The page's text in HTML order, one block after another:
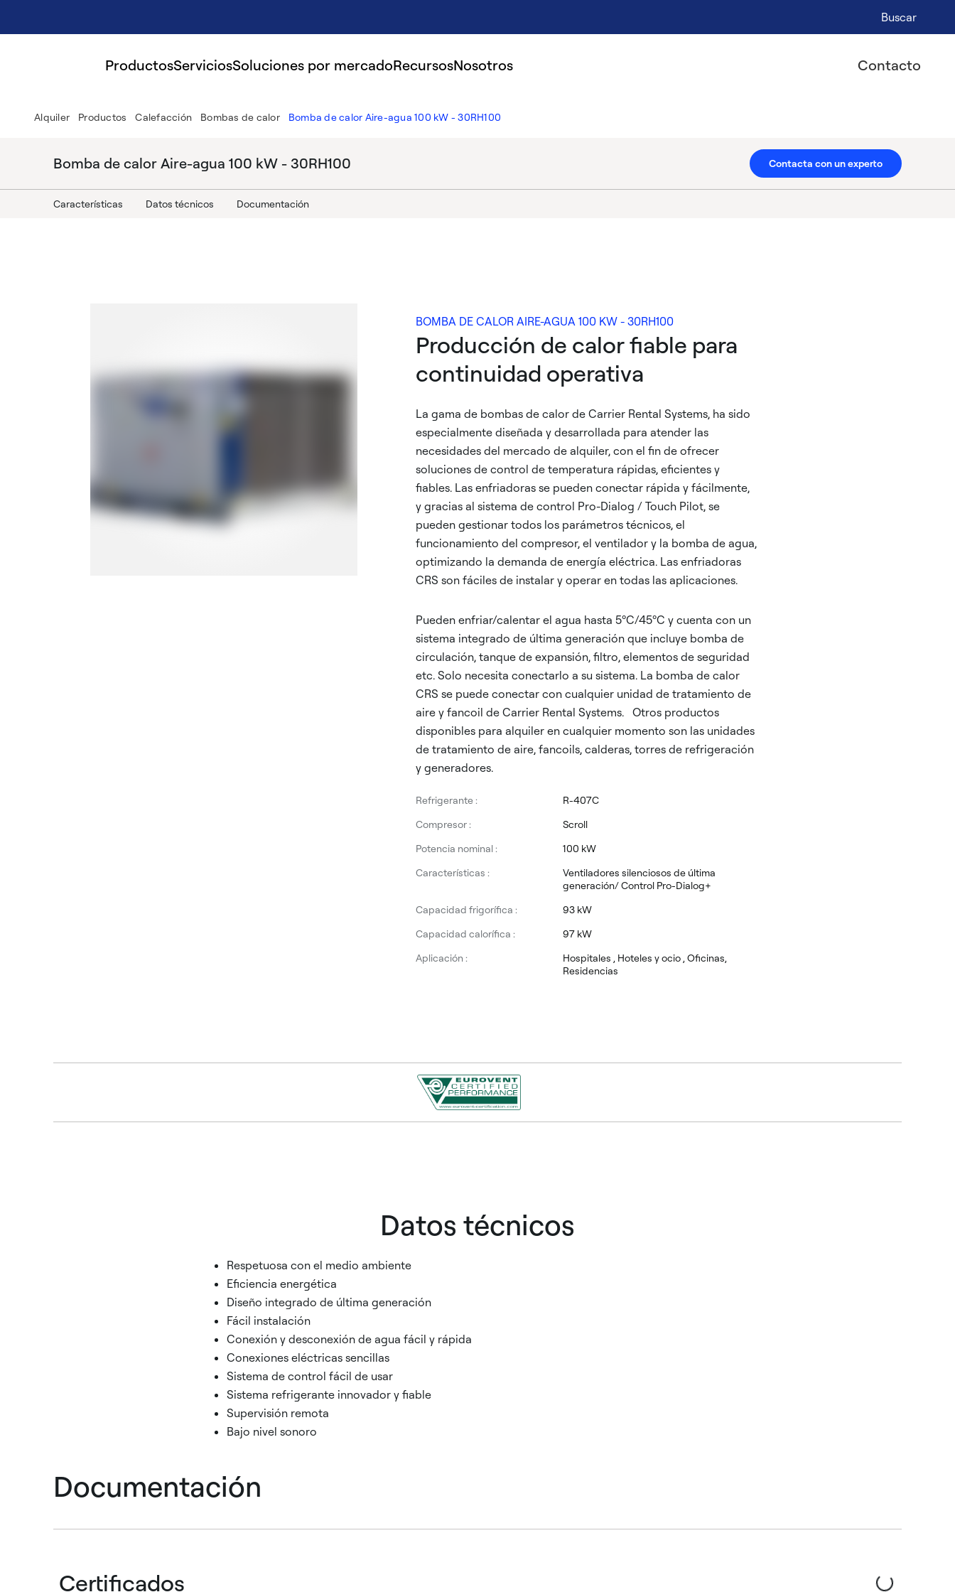
Buscar
ProductosServiciosSoluciones por mercadoRecursosNosotros Contacto
Alquiler Productos Calefacción Bombas de calor Bomba de calor Aire-agua 100 kW - 30RH100
Bomba de calor Aire-agua 100 kW - 30RH100 Contacta con un experto
Características Datos técnicos Documentación
BOMBA DE CALOR AIRE-AGUA 100 KW - 30RH100
Producción de calor fiable para
continuidad operativa
La gama de bombas de calor de Carrier Rental Systems, ha sido
especialmente diseñada y desarrollada para atender las
necesidades del mercado de alquiler, con el fin de ofrecer
soluciones de control de temperatura rápidas, eficientes y
fiables. Las enfriadoras se pueden conectar rápida y fácilmente,
y gracias al sistema de control Pro-Dialog / Touch Pilot, se
pueden gestionar todos los parámetros técnicos, el
funcionamiento del compresor, el ventilador y la bomba de agua,
optimizando la demanda de energía eléctrica. Las enfriadoras
CRS son fáciles de instalar y operar en todas las aplicaciones.
Pueden enfriar/calentar el agua hasta 5ºC/45ºC y cuenta con un
sistema integrado de última generación que incluye bomba de
circulación, tanque de expansión, filtro, elementos de seguridad
etc. Solo necesita conectarlo a su sistema. La bomba de calor
CRS se puede conectar con cualquier unidad de tratamiento de
aire y fancoil de Carrier Rental Systems. Otros productos
disponibles para alquiler en cualquier momento son las unidades
de tratamiento de aire, fancoils, calderas, torres de refrigeración
y generadores.
Refrigerante :
R-407C
Compresor :
Scroll
Potencia nominal :
100 kW
Características :
Ventiladores silenciosos de última
generación/ Control Pro-Dialog+
Capacidad frigorífica :
93 kW
Capacidad calorífica :
97 kW
Aplicación :
Hospitales , Hoteles y ocio , Oficinas,
Residencias
Datos técnicos
Respetuosa con el medio ambiente
Eficiencia energética
Diseño integrado de última generación
Fácil instalación
Conexión y desconexión de agua fácil y rápida
Conexiones eléctricas sencillas
Sistema de control fácil de usar
Sistema refrigerante innovador y fiable
Supervisión remota
Bajo nivel sonoro
Documentación
Certificados